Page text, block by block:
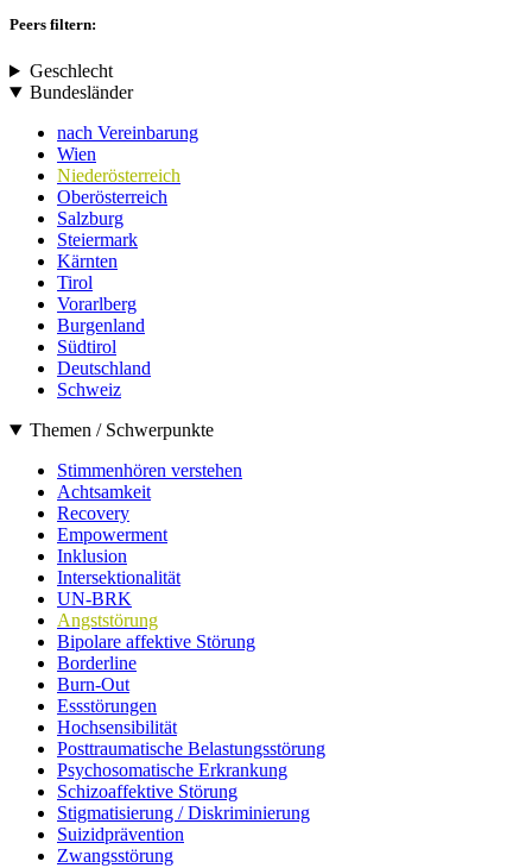
Peers filtern:
Geschlecht
Bundesländer
nach Vereinbarung
Wien
Niederösterreich
Oberösterreich
Salzburg
Steiermark
Kärnten
Tirol
Vorarlberg
Burgenland
Südtirol
Deutschland
Schweiz
Themen / Schwerpunkte
Stimmenhören verstehen
Achtsamkeit
Recovery
Empowerment
Inklusion
Intersektionalität
UN-BRK
Angststörung
Bipolare affektive Störung
Borderline
Burn-Out
Essstörungen
Hochsensibilität
Posttraumatische Belastungsstörung
Psychosomatische Erkrankung
Schizoaffektive Störung
Stigmatisierung / Diskriminierung
Suizidprävention
Zwangsstörung